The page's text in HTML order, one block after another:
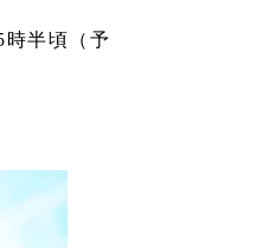
時半頃（予